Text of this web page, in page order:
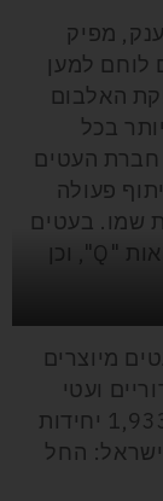
מפיק
לוחם למען
האלבום
בכל
חברת העטים
פעולה
שמו. בעטים
"
Q", וכן
מיוצרים
ועטי
סימון, כל גרסה במהדורה מוגבלת בת 1,933 יחידות
החל